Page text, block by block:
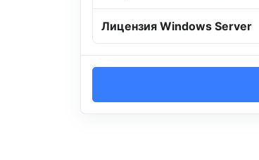
Лицензия Windows Server